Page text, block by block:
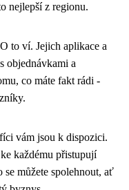
nejlepší z regionu.
to ví. Jejich aplikace a
objednávkami a
co máte fakt rádi -
vám jsou k dispozici.
každému přistupují
můžete spolehnout, ať